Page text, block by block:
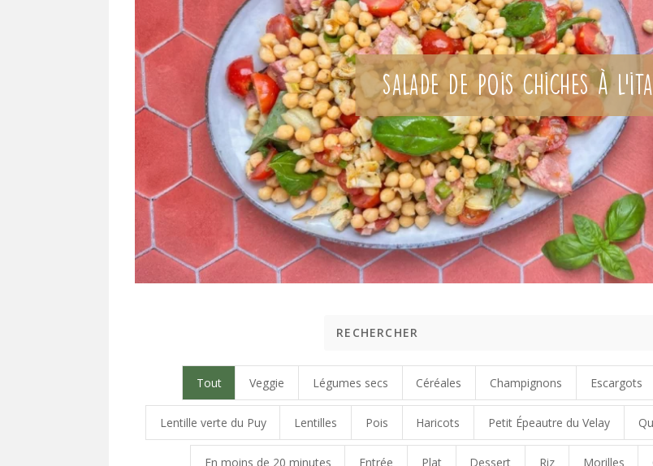
Salade de pois chiches à
Tout Veggie Légumes secs Céréales Champignons Escargots
Lentille verte du Puy Lentilles Pois Haricots Petit Épeautre du Velay
En moins de 20 minutes Entrée Plat Dessert Riz Morilles